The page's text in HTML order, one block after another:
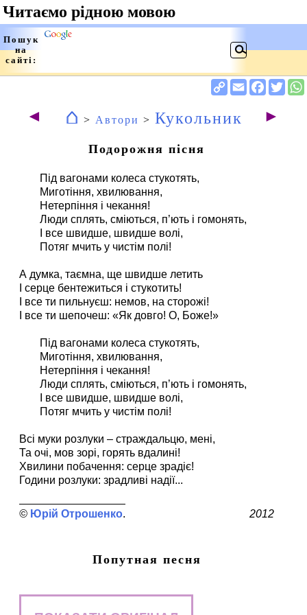
◄ ⌂ > Автори > Кукольник ►
Подорожня пісня
Під вагонами колеса стукотять,
Миготіння, хвилювання,
Нетерпіння і чекання!
Люди сплять, сміються, п’ють і гомонять,
І все швидше, швидше волі,
Потяг мчить у чистім полі!
А думка, таємна, ще швидше летить
І серце бентежиться і стукотить!
І все ти пильнуєш: немов, на сторожі!
І все ти шепочеш: «Як довго! О, Боже!»
Під вагонами колеса стукотять,
Миготіння, хвилювання,
Нетерпіння і чекання!
Люди сплять, сміються, п’ють і гомонять,
І все швидше, швидше волі,
Потяг мчить у чистім полі!
Всі муки розлуки – страждальцю, мені,
Та очі, мов зорі, горять вдалині!
Хвилини побачення: серце зрадіє!
Години розлуки: зрадливі надії...
Юрій Отрошенко 2012
Попутная песня